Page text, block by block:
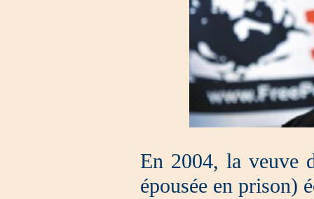
En 2004, la veuve
épousée en prison)